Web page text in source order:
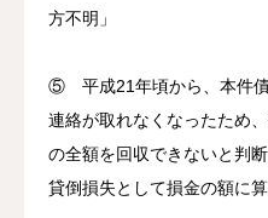
方不明」
⑤ 平成21年頃から、本件債
連絡が取れなくなったため
の全額を回収できないと判
貸倒損失として損金の額に